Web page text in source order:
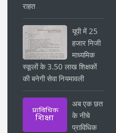
राहत
यूपी में 25
हजार निजी
माध्यमिक
स्कूलों के 3.50 लाख शिक्षकों
की बनेगी सेवा नियमावली
अब एक छत
के नीचे
प्राविधिक